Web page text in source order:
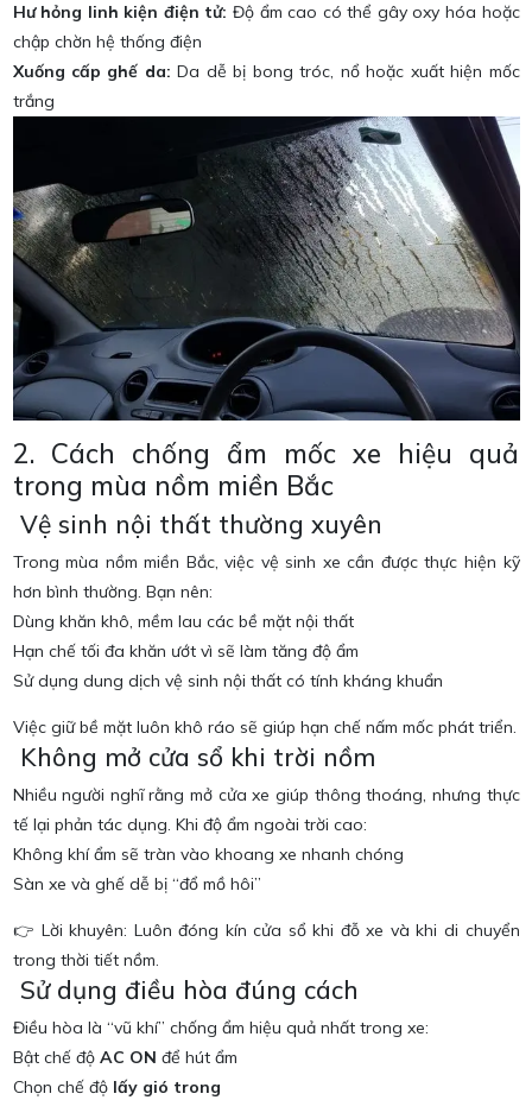
Hư hỏng linh kiện điện tử: Độ ẩm cao có thể gây oxy hóa hoặc
chập chờn hệ thống điện
Xuống cấp ghế da: Da dễ bị bong tróc, nổ hoặc xuất hiện mốc
trắng
2. Cách chống ẩm mốc xe hiệu quả
trong mùa nồm miền Bắc
Vệ sinh nội thất thường xuyên
Trongmùa nồm miền Bắc, việc vệ sinh xe cần được thực hiện kỹ
hơn bình thường. Bạn nên:
Dùng khăn khô, mềm lau các bề mặt nội thất
Hạn chế tối đa khăn ướt vì sẽ làm tăng độ ẩm
Sử dụng dung dịch vệ sinh nội thất có tính kháng khuẩn
Việc giữ bề mặt luôn khô ráo sẽ giúp hạn chế nấm mốc phát triển.
Không mở cửa sổ khi trời nồm
Nhiều người nghĩ rằng mở cửa xe giúp thông thoáng, nhưng thực
tế lại phản tác dụng. Khi độ ẩm ngoài trời cao:
Không khí ẩm sẽ tràn vào khoang xe nhanh chóng
Sàn xe và ghế dễ bị “đổ mồ hôi”
👉 Lời khuyên: Luôn đóng kín cửa sổ khi đỗ xe và khi di chuyển
trong thời tiết nồm.
Sử dụng điều hòa đúng cách
Điều hòa là “vũ khí” chống ẩm hiệu quả nhất trong xe:
Bật chế độ AC ON để hút ẩm
Chọn chế độ lấy gió trong